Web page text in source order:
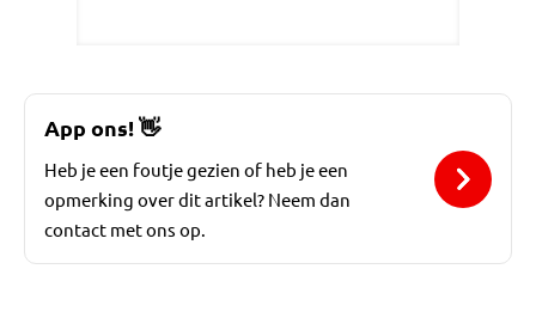
App ons!👋
Heb je een foutje gezien of heb je een
opmerking over dit artikel? Neem dan
contact met ons op.